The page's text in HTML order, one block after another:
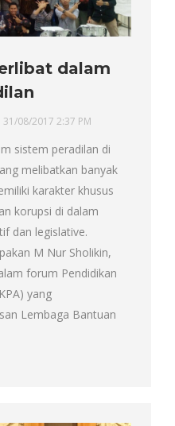
dalam
31/08/2017 2:37 PM
sistem peradilan di
melibatkan banyak
karakter khusus
korupsi di dalam
dan legislative.
M Nur Sholikin,
forum Pendidikan
yang
Lembaga Bantuan